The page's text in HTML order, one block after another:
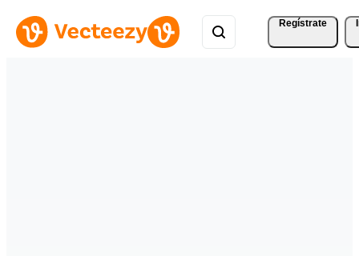
Regístrate